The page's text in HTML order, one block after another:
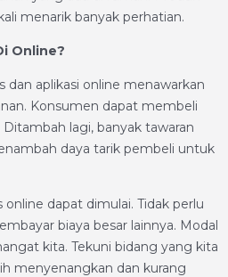
menarik banyak perhatian.
Online?
dan aplikasi online menawarkan
Konsumen dapat membeli
lagi, banyak tawaran
daya tarik pembeli untuk
dapat dimulai. Tidak perlu
biaya besar lainnya. Modal
kita. Tekuni bidang yang kita
menyenangkan dan kurang